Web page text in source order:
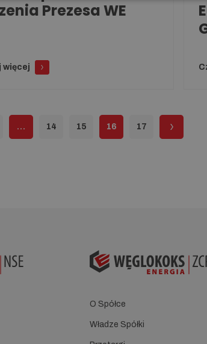
Prezesa WE
więcej
… 14 15 16 17
O Spółce
Władze Spółki